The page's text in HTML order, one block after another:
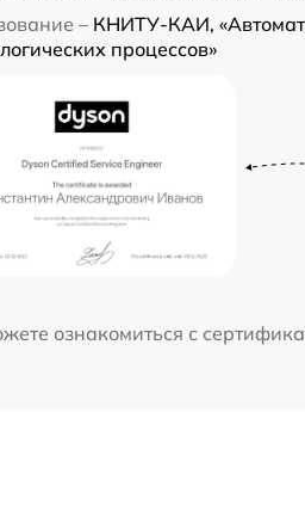
– КНИТУ-КАИ,
процессов»
ознакомиться с